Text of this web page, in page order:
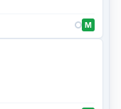
M